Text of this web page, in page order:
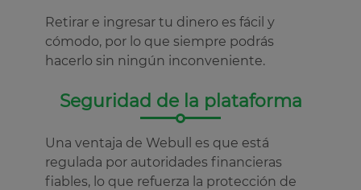
Retirar e ingresar tu dinero es fácil y
cómodo, por lo que siempre podrás
hacerlo sin ningún inconveniente.
Seguridad de la plataforma
Una ventaja de Webull es que está
regulada por autoridades financieras
fiables, lo que refuerza la protección de